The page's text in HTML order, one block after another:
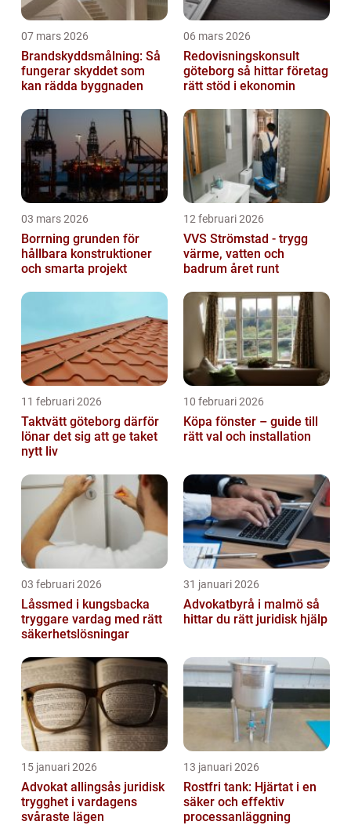
07 mars 2026
Brandskyddsmålning: Så
fungerar skyddet som
kan rädda byggnaden
06 mars 2026
Redovisningskonsult
göteborg så hittar företag
rätt stöd i ekonomin
03 mars 2026
Borrning grunden för
hållbara konstruktioner
och smarta projekt
12 februari 2026
VVS Strömstad - trygg
värme, vatten och
badrum året runt
11 februari 2026
Taktvätt göteborg därför
lönar det sig att ge taket
nytt liv
10 februari 2026
Köpa fönster – guide till
rätt val och installation
03 februari 2026
Låssmed i kungsbacka
tryggare vardag med rätt
säkerhetslösningar
31 januari 2026
Advokatbyrå i malmö så
hittar du rätt juridisk hjälp
15 januari 2026
Advokat allingsås juridisk
trygghet i vardagens
svåraste lägen
13 januari 2026
Rostfri tank: Hjärtat i en
säker och effektiv
processanläggning